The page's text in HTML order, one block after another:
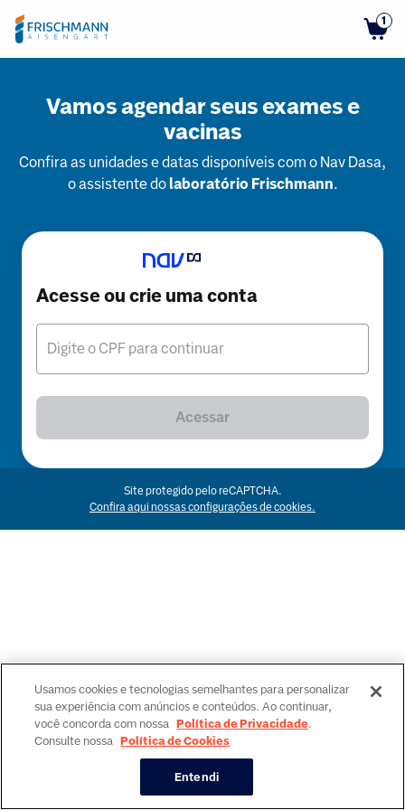
1
Vamos agendar seus exames e
vacinas
Confira as unidades e datas disponíveis com o Nav Dasa,
o assistente dolaboratório Frischmann.
Acesse ou crie uma conta
Digite o CPF para continuar
Acessar
Site protegido pelo reCAPTCHA.
Confira aqui nossas configurações de cookies.
Usamos cookies e tecnologias semelhantes para personalizar
sua experiência com anúncios e conteúdos. Ao continuar,
você concorda com nossa Política de Privacidade.
Consulte nossa Política de Cookies
Entendi